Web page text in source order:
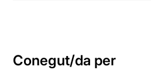
Conegut/da per